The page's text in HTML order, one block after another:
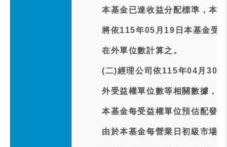
本基金已達收益分配標準，本
將依115年05月19日本基金受
在外單位數計算之。
(二)經理公司依115年04月30
外受益權單位數等相關數據，
本基金每受益權單位預估配發
由於本基金每營業日初級市場